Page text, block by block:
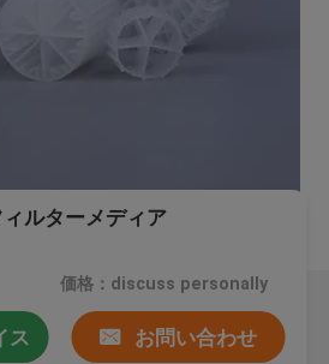
ルターメディア
価格：discuss personally
ス お問い合わせ